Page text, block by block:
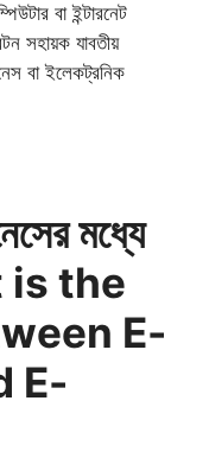
বা ইন্টারনেট
সহায়ক যাবতীয়
বা ইলেকট্রনিক
মধ্যে
is the
E-
E-